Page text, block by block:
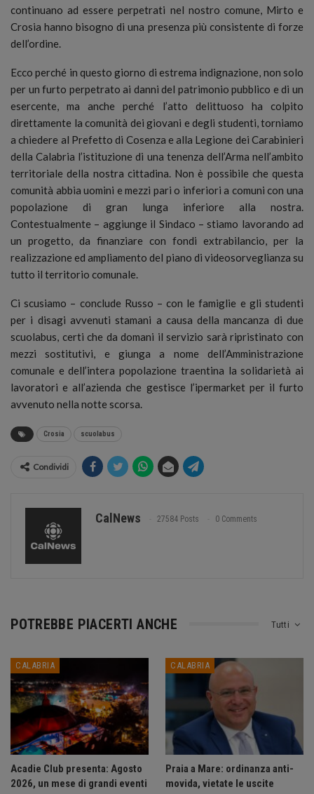
continuano ad essere perpetrati nel nostro comune, Mirto e
Crosia hanno bisogno di una presenza più consistente di forze
dell’ordine.
Ecco perché in questo giorno di estrema indignazione, non solo
per un furto perpetrato ai danni del patrimonio pubblico e di un
esercente, ma anche perché l’atto delittuoso ha colpito
direttamente la comunità dei giovani e degli studenti, torniamo
a chiedere al Prefetto di Cosenza e alla Legione dei Carabinieri
della Calabria l’istituzione di una tenenza dell’Arma nell’ambito
territoriale della nostra cittadina. Non è possibile che questa
comunità abbia uomini e mezzi pari o inferiori a comuni con una
popolazione di gran lunga inferiore alla nostra.
Contestualmente – aggiunge il Sindaco – stiamo lavorando ad
un progetto, da finanziare con fondi extrabilancio, per la
realizzazione ed ampliamento del piano di videosorveglianza su
tutto il territorio comunale.
Ci scusiamo – conclude Russo – con le famiglie e gli studenti
per i disagi avvenuti stamani a causa della mancanza di due
scuolabus, certi che da domani il servizio sarà ripristinato con
mezzi sostitutivi, e giunga a nome dell’Amministrazione
comunale e dell’intera popolazione traentina la solidarietà ai
lavoratori e all’azienda che gestisce l’ipermarket per il furto
avvenuto nella notte scorsa.
Crosia scuolabus
Condividi
CalNews 27584 Posts 0 Comments
Tutti
POTREBBE PIACERTI ANCHE
CALABRIA
Acadie Club presenta: Agosto
2026, un mese di grandi eventi
CALABRIA
Praia a Mare: ordinanza anti-
movida, vietate le uscite